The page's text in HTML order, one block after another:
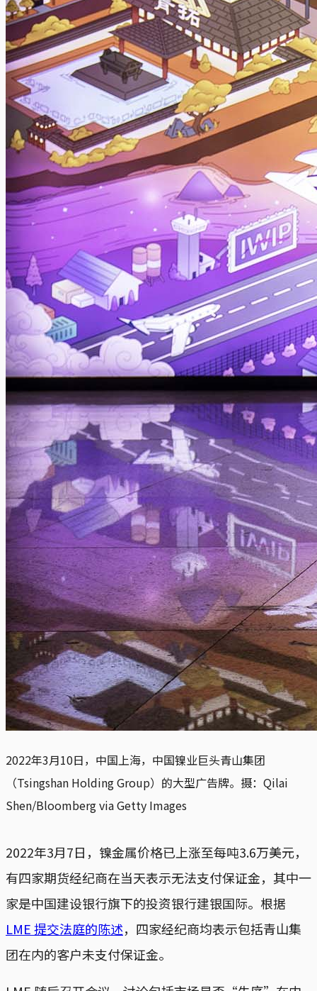
2022年3月10日，中国上海，中国镍业巨头青山集团
（Tsingshan Holding Group）的大型广告牌。摄：Qilai
Shen/Bloomberg via Getty Images
2022年3月7日，镍金属价格已上涨至每吨3.6万美元，
有四家期货经纪商在当天表示无法支付保证金，其中一
家是中国建设银行旗下的投资银行建银国际。根据
LME 提交法庭的陈述，四家经纪商均表示包括青山集
团在内的客户未支付保证金。